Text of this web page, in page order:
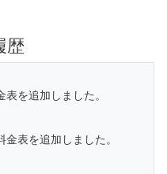
歴
表を追加しました。
金表を追加しました。